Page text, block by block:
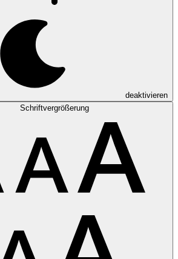
deaktivieren
Schriftvergrößerung